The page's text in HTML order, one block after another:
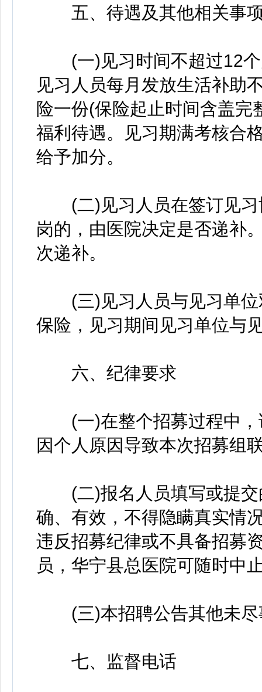
五、待遇及其他相关事
(一)见习时间不超过12个
见习人员每月发放生活补助
险一份(保险起止时间含盖
福利待遇。见习期满考核合
给予加分。
(二)见习人员在签订见习
岗的，由医院决定是否递补
次递补。
(三)见习人员与见习单位
保险，见习期间见习单位与
六、纪律要求
(一)在整个招募过程中，
因个人原因导致本次招募组
(二)报名人员填写或提交
确、有效，不得隐瞒真实情
违反招募纪律或不具备招募
员，华宁县总医院可随时中
(三)本招聘公告其他未尽
七、监督电话